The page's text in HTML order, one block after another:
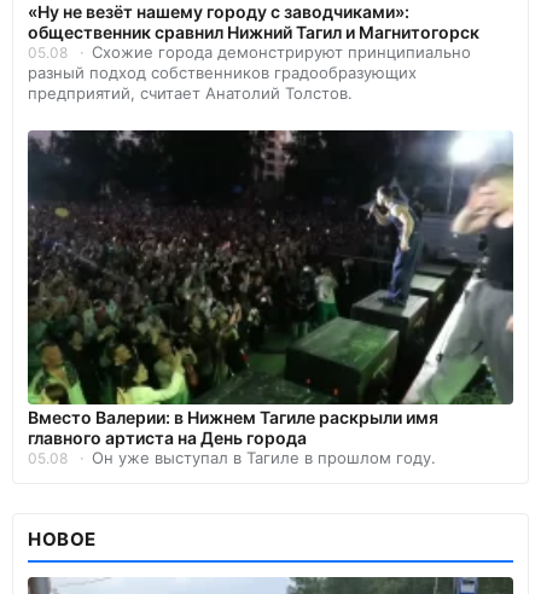
«Ну не везёт нашему городу с заводчиками»:
общественник сравнил Нижний Тагил и Магнитогорск
05.08
Схожие города демонстрируют принципиально
разный подход собственников градообразующих
предприятий, считает Анатолий Толстов.
Вместо Валерии: в Нижнем Тагиле раскрыли имя
главного артиста на День города
05.08 Он уже выступал в Тагиле в прошлом году.
НОВОЕ